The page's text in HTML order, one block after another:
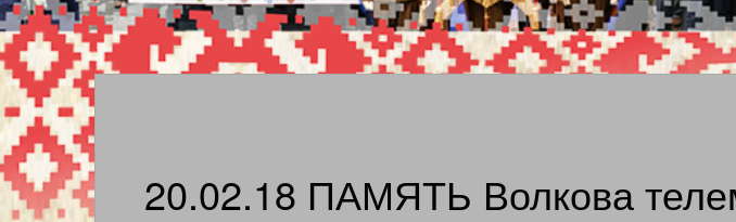
SKIP
20.02.18 ПАМЯТЬ Волкова